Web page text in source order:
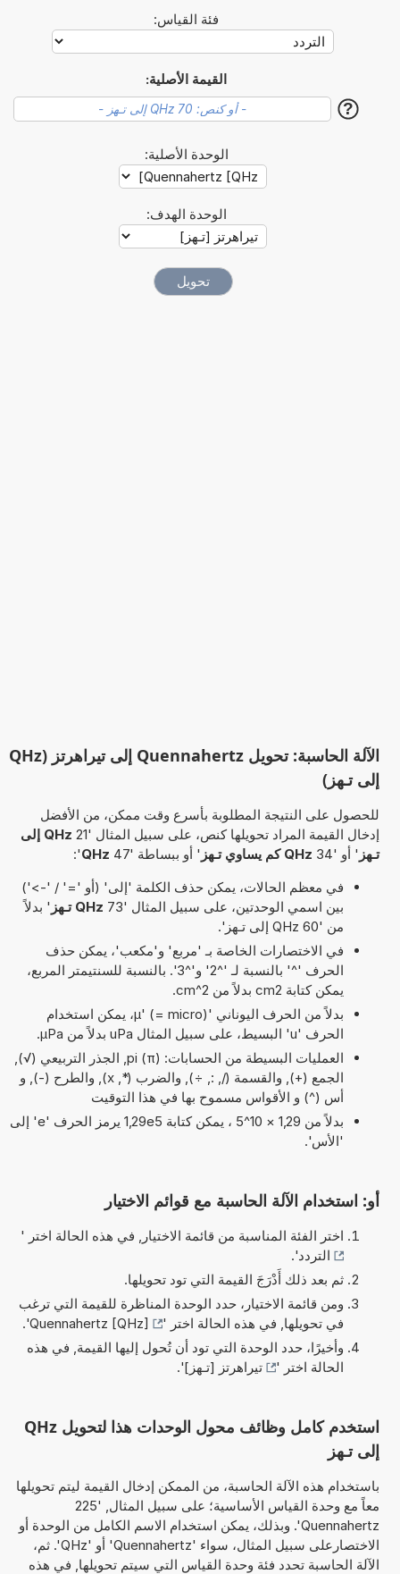
فئة القياس:
القيمة الأصلية:
?
الوحدة الأصلية:
الوحدة الهدف:
الآلة الحاسبة: تحويل Quennahertz إلى تيراهرتز (QHz
إلى تـهز)
للحصول على النتيجة المطلوبة بأسرع وقت ممكن، من الأفضل
إدخال القيمة المراد تحويلها كنص، على سبيل المثال '21
QHz إلى
تـهز ' أو '34 QHz كم يساوي تـهز ' أو ببساطة '47 QHz
':
في معظم الحالات، يمكن حذف الكلمة 'إلى' (أو '=' / '->')
بين اسمي الوحدتين، على سبيل المثال '73
QHz تـهز
' بدلاً
من '60 QHz إلى تـهز'.
في الاختصارات الخاصة بـ 'مربع' و'مكعب'، يمكن حذف
الحرف '^' بالنسبة لـ '^2' و'^3'. بالنسبة للسنتيمتر المربع،
يمكن كتابة cm2 بدلاً من cm^2.
بدلاً من الحرف اليوناني 'µ' (= micro)، يمكن استخدام
الحرف 'u' البسيط، على سبيل المثال uPa بدلاً من µPa.
العمليات البسيطة من الحسابات: pi (π), الجذر التربيعي (√),
الجمع (+), والقسمة (/, :, ÷), والضرب (*, x), والطرح (-), و
أس (^) و الأقواس مسموح بها في هذا التوقيت
بدلاً من 1,29 × 10^5 ، يمكن كتابة 1,29e5 يرمز الحرف 'e' إلى
'الأس'.
أو: استخدام الآلة الحاسبة مع قوائم الاختيار
اختر الفئة المناسبة من قائمة الاختيار, في هذه الحالة اختر '
التردد'.
ثم بعد ذلك أَدْرَجَ القيمة التي تود تحويلها.
ومن قائمة الاختيار، حدد الوحدة المناظرة للقيمة التي ترغب
في تحويلها, في هذه الحالة اختر '
Quennahertz [QHz]
'.
وأخيرًا، حدد الوحدة التي تود أن تُحول إليها القيمة, في هذه
الحالة اختر '
تيراهرتز [تـهز]'.
استخدم كامل وظائف محول الوحدات هذا لتحويل QHz
إلى تـهز
باستخدام هذه الآلة الحاسبة، من الممكن إدخال القيمة ليتم تحويلها
معاً مع وحدة القياس الأساسية؛ على سبيل المثال, '225
Quennahertz'. وبذلك، يمكن استخدام الاسم الكامل من الوحدة أو
الاختصارعلى سبيل المثال، سواء 'Quennahertz' أو 'QHz'. ثم،
الآلة الحاسبة تحدد فئة وحدة القياس التي سيتم تحويلها, في هذه